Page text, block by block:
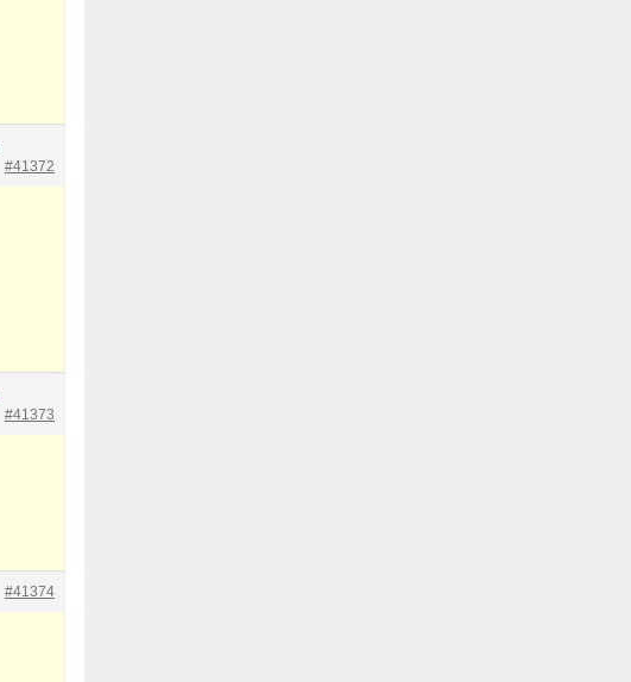
#41372
#41373
#41374